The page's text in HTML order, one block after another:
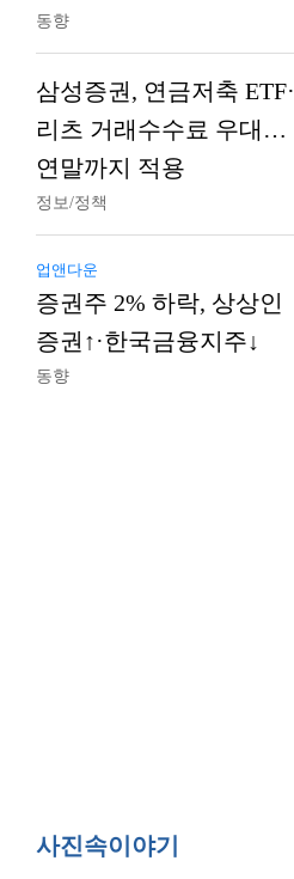
동향
삼성증권, 연금저축 ETF·
리츠 거래수수료 우대…
연말까지 적용
정보/정책
업앤다운
증권주 2% 하락, 상상인
증권↑·한국금융지주↓
동향
사진속이야기